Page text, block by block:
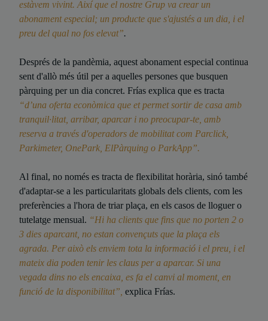
estàvem vivint. Així que el nostre Grup va crear un
abonament especial; un producte que s'ajustés a un dia, i el
preu del qual no fos elevat”.
Després de la pandèmia, aquest abonament especial continua
sent d'allò més útil per a aquelles persones que busquen
pàrquing per un dia concret. Frías explica que es tracta
“d’una oferta econòmica que et permet sortir de casa amb
tranquil·litat, arribar, aparcar i no preocupar-te, amb
reserva a través d'operadors de mobilitat com Parclick,
Parkimeter, OnePark, ElPàrquing o ParkApp”.
Al final, no només es tracta de flexibilitat horària, sinó també
d'adaptar-se a les particularitats globals dels clients, com les
preferències a l'hora de triar plaça, en els casos de lloguer o
tutelatge mensual. “Hi ha clients que fins que no porten 2 o
3 dies aparcant, no estan convençuts que la plaça els
agrada. Per això els enviem tota la informació i el preu, i el
mateix dia poden tenir les claus per a aparcar. Si una
vegada dins no els encaixa, es fa el canvi al moment, en
funció de la disponibilitat”, explica Frías.